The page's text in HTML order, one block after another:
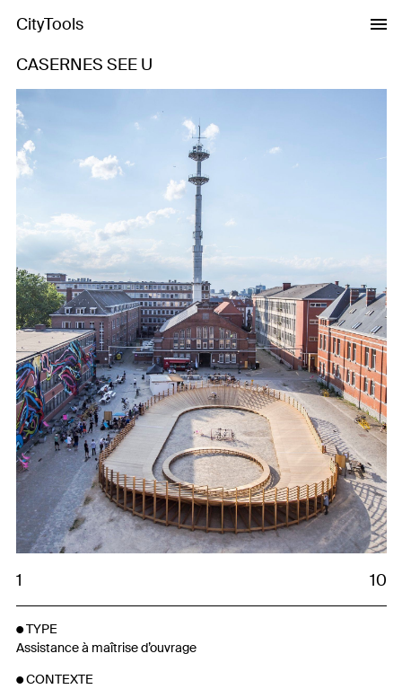
CityTools
CASERNES SEE U
Previous Next
1 10
TYPE
Assistance à maîtrise d’ouvrage
CONTEXTE